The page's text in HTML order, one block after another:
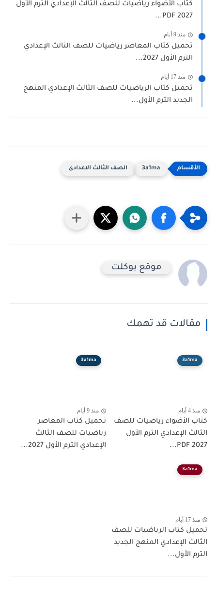
كتاب الأضواء رياضيات للصف الثالث الإعدادي الترم الأول
2027 PDF...
منذ 9 أيام
تحميل كتاب المعاصر رياضيات للصف الثالث الإعدادي
الترم الأول 2027...
منذ 17 أيام
تحميل كتاب الرياضيات للصف الثالث الإعدادي المنهج
الجديد الترم الأول...
3a1ma الصف الثالث الاعدادى
موقع بوكلت
مقالات قد تهمك
3a1ma
منذ 4 أيام
كتاب الأضواء رياضيات للصف
الثالث الإعدادي الترم الأول
2027 PDF...
3a1ma
منذ 9 أيام
تحميل كتاب المعاصر
رياضيات للصف الثالث
الإعدادي الترم الأول 2027...
3a1ma
منذ 17 أيام
تحميل كتاب الرياضيات للصف
الثالث الإعدادي المنهج الجديد
الترم الأول...